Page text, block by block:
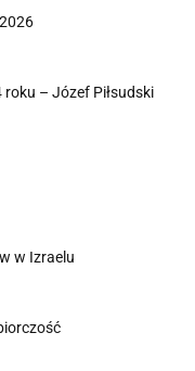
– Józef Piłsudski
w Izraelu